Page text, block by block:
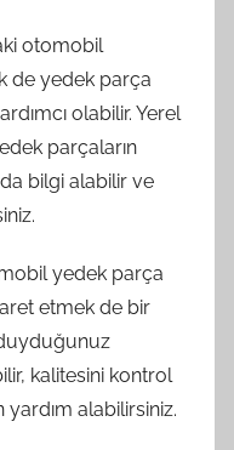
otomobil
de yedek parça
olabilir. Yerel
parçaların
bilgi alabilir ve
yedek parça
etmek de bir
kalitesini kontrol
yardım alabilirsiniz.